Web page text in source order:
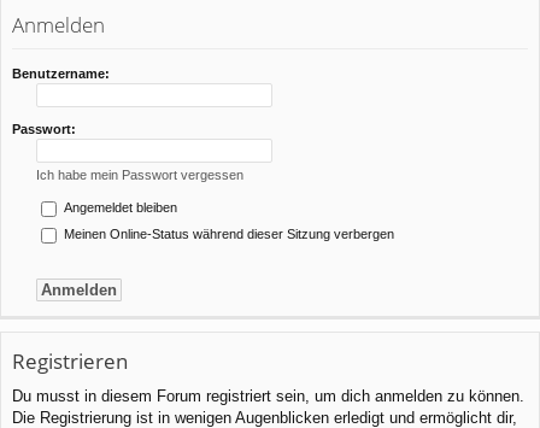
Anmelden
Benutzername:
Passwort:
Ich habe mein Passwort vergessen
Angemeldet bleiben
Meinen Online-Status während dieser Sitzung verbergen
Registrieren
Du musst in diesem Forum registriert sein, um dich anmelden zu können.
Die Registrierung ist in wenigen Augenblicken erledigt und ermöglicht dir,